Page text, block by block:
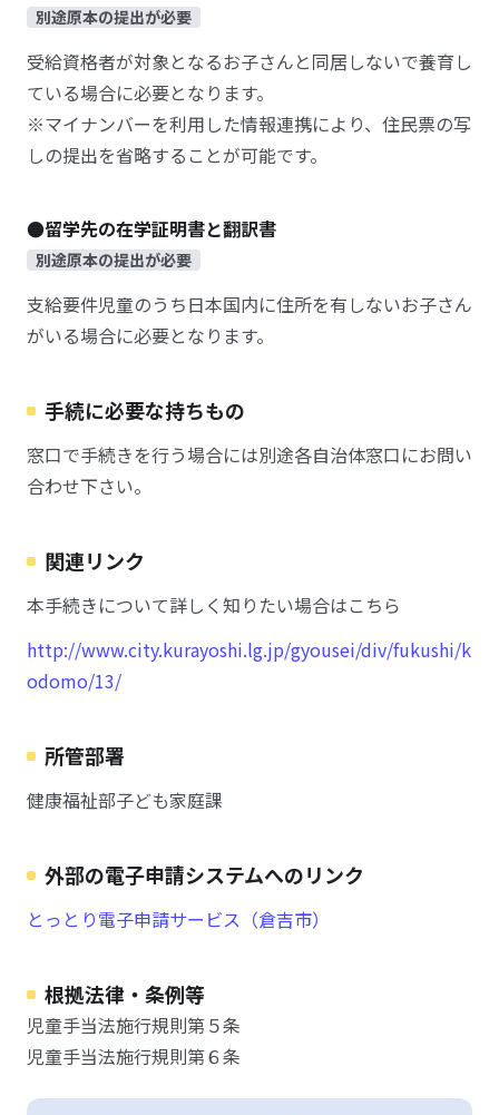
別途原本の提出が必要
受給資格者が対象となるお子さんと同居しないで養育し
ている場合に必要となります。
※マイナンバーを利用した情報連携により、住民票の写
しの提出を省略することが可能です。
●留学先の在学証明書と翻訳書
別途原本の提出が必要
支給要件児童のうち日本国内に住所を有しないお子さん
がいる場合に必要となります。
手続に必要な持ちもの
窓口で手続きを行う場合には別途各自治体窓口にお問い
合わせ下さい。
関連リンク
本手続きについて詳しく知りたい場合はこちら
http://www.city.kurayoshi.lg.jp/gyousei/div/fukushi/k
odomo/13/
所管部署
健康福祉部子ども家庭課
外部の電子申請システムへのリンク
とっとり電子申請サービス（倉吉市）
根拠法律・条例等
児童手当法施行規則第５条
児童手当法施行規則第６条